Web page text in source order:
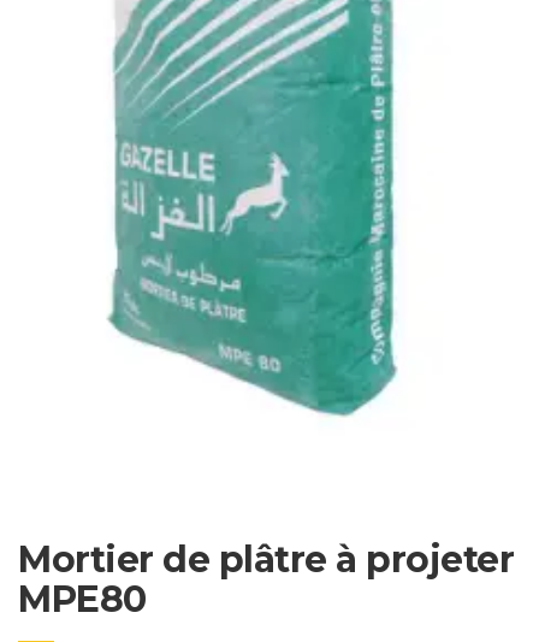
Mortier de plâtre à projeter
MPE80